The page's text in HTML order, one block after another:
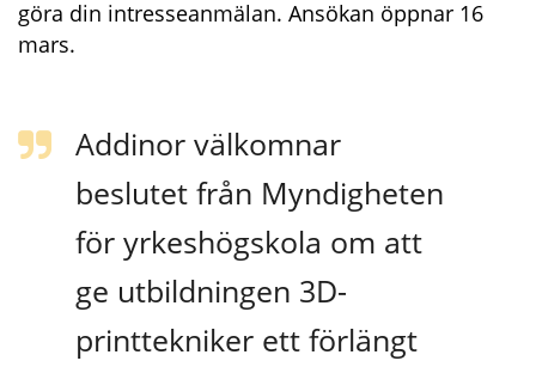
göra din intresseanmälan. Ansökan öppnar 16
mars.
Addinor välkomnar
beslutet från Myndigheten
för yrkeshögskola om att
ge utbildningen 3D-
printtekniker ett förlängt